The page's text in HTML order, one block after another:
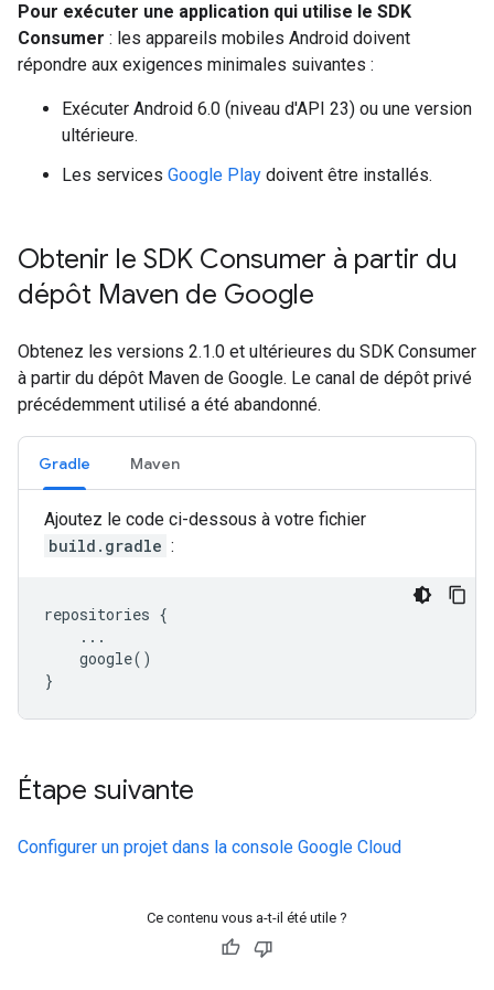
Pour exécuter une application qui utilise le SDK
Consumer : les appareils mobiles Android doivent
répondre aux exigences minimales suivantes :
Exécuter Android 6.0 (niveau d'API 23) ou une version
ultérieure.
Les services Google Play doivent être installés.
Obtenir le SDK Consumer à partir du
dépôt Maven de Google
Obtenez les versions 2.1.0 et ultérieures du SDK Consumer
à partir du dépôt Maven de Google. Le canal de dépôt privé
précédemment utilisé a été abandonné.
Gradle Maven
Ajoutez le code ci-dessous à votre fichier
build.gradle :
repositories {
    ...
    google()
Étape suivante
Configurer un projet dans la console Google Cloud
Ce contenu vous a-t-il été utile ?